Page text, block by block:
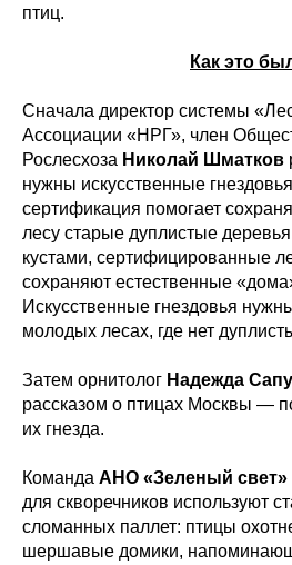
птиц.
Как это
Сначала директор системы
Ассоциации «НРГ», член
Рослесхоза Николай Шматков
нужны искусственные
сертификация помогает
лесу старые дуплистые деревья
кустами, сертифицированные
сохраняют естественные
Искусственные гнездовья
молодых лесах, где нет
Затем орнитолог Надежда
рассказом о птицах Москвы —
их гнезда.
Команда АНО «Зеленый свет»
для скворечников используют
сломанных паллет: птицы
шершавые домики,